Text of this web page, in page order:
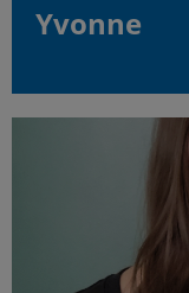
Yvonne